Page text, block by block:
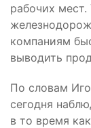
рабочих
компаниям
выводить
По словам
сегодня
в то время